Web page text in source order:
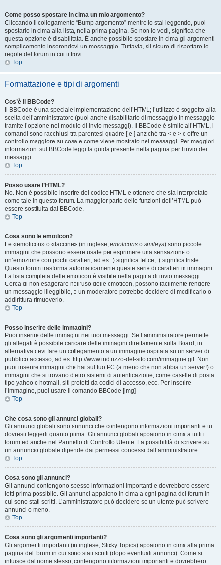
Come posso spostare in cima un mio argomento?
Cliccando il collegamento “Bump argomento” mentre lo stai leggendo, puoi
spostarlo in cima alla lista, nella prima pagina. Se non lo vedi, significa che
questa opzione è disabilitata. È anche possibile spostare in cima gli argomenti
semplicemente inserendovi un messaggio. Tuttavia, sii sicuro di rispettare le
regole del forum in cui ti trovi.
Top
Formattazione e tipi di argomenti
Cos’è il BBCode?
Il BBCode è una speciale implementazione dell’HTML; l’utilizzo è soggetto alla
scelta dell’amministratore (puoi anche disabilitarlo di messaggio in messaggio
tramite l’opzione nel modulo di invio messaggi). Il BBCode è simile all’HTML, i
comandi sono racchiusi tra parentesi quadre [ e ] anziché tra < e > e offre un
controllo maggiore su cosa e come viene mostrato nei messaggi. Per maggiori
informazioni sul BBCode leggi la guida presente nella pagina per l’invio dei
messaggi.
Top
Posso usare l’HTML?
No. Non è possibile inserire del codice HTML e ottenere che sia interpretato
come tale in questo forum. La maggior parte delle funzioni dell’HTML può
essere sostituita dal BBCode.
Top
Cosa sono le emoticon?
Le «emoticon» o «faccine» (in inglese, emoticons o smileys) sono piccole
immagini che possono essere usate per esprimere una sensazione o
un’emozione con pochi caratteri; ad es. :) significa felice, :( significa triste.
Questo forum trasforma automaticamente queste serie di caratteri in immagini.
La lista completa delle emoticon è visibile nella pagina di invio messaggi.
Cerca di non esagerare nell’uso delle emoticon, possono facilmente rendere
un messaggio illeggibile, e un moderatore potrebbe decidere di modificarlo o
addirittura rimuoverlo.
Top
Posso inserire delle immagini?
Puoi inserire delle immagini nei tuoi messaggi. Se l’amministratore permette
gli allegati è possibile caricare delle immagini direttamente sulla Board, in
alternativa devi fare un collegamento a un’immagine ospitata su un server di
pubblico accesso, ad es. http://www.indirizzo-del-sito.com/immagine.gif. Non
puoi inserire immagini che hai sul tuo PC (a meno che non abbia un server!) o
immagini che si trovano dietro sistemi di autenticazione, come caselle di posta
tipo yahoo o hotmail, siti protetti da codici di accesso, ecc. Per inserire
l’immagine, puoi usare il comando BBCode [img]
Top
Che cosa sono gli annunci globali?
Gli annunci globali sono annunci che contengono informazioni importanti e tu
dovresti leggerli quanto prima. Gli annunci globali appaiono in cima a tutti i
forum ed anche nel Pannello di Controllo Utente. La possibilità di scrivere su
un annuncio globale dipende dai permessi concessi dall’amministratore.
Top
Cosa sono gli annunci?
Gli annunci contengono spesso informazioni importanti e dovrebbero essere
letti prima possibile. Gli annunci appaiono in cima a ogni pagina del forum in
cui sono stati scritti. L’amministratore può decidere se un utente può scrivere
annunci o meno.
Top
Cosa sono gli argomenti importanti?
Gli argomenti importanti (in inglese, Sticky Topics) appaiono in cima alla prima
pagina del forum in cui sono stati scritti (dopo eventuali annunci). Come si
intuisce dal nome stesso, contengono informazioni importanti e dovrebbero